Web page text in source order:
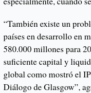
“También existe un
países en desarrollo en
580.000 millones para
suficiente capital y
global como mostró el
Diálogo de Glasgow”,